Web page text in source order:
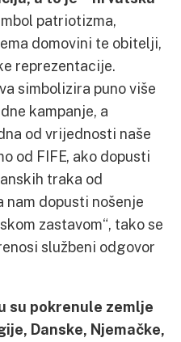
patriotizma,
domovini te obitelji,
reprezentacije.
simbolizira puno više
kampanje, a
od vrijednosti naše
od FIFE, ako dopusti
traka od
nam dopusti nošenje
zastavom“, tako se
službeni odgovor
su pokrenule zemlje
Danske, Njemačke,